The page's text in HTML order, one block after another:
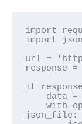
import
import json
url =
response
if
    with open('data.json', 'w') as
json_file: